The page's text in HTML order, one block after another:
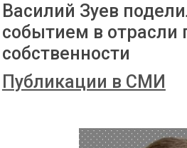
Василий Зуев
событием в отрасли
собственности
Публикации в СМИ